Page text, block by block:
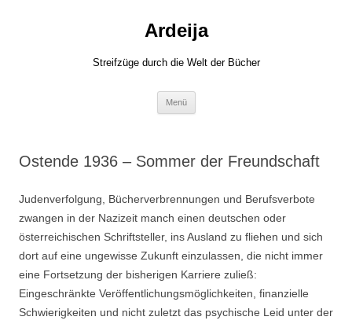
Ardeija
Streifzüge durch die Welt der Bücher
Menü
Ostende 1936 – Sommer der Freundschaft
Judenverfolgung, Bücherverbrennungen und Berufsverbote
zwangen in der Nazizeit manch einen deutschen oder
österreichischen Schriftsteller, ins Ausland zu fliehen und sich
dort auf eine ungewisse Zukunft einzulassen, die nicht immer
eine Fortsetzung der bisherigen Karriere zuließ:
Eingeschränkte Veröffentlichungsmöglichkeiten, finanzielle
Schwierigkeiten und nicht zuletzt das psychische Leid unter der